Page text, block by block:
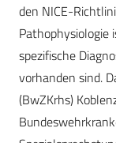
den NICE-
Pathophysiologie
spezifische
vorhanden sind.
(BwZKrhs)